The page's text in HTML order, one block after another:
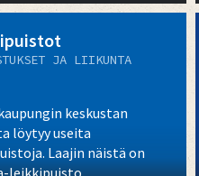
JA LIIKUNTA
keskustan
löytyy useita
Laajin näistä on
leikkipuisto,